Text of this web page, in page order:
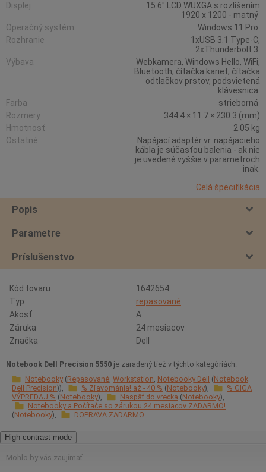
Displej
15.6" LCD WUXGA s rozlíšením
1920 x 1200 - matný
Operačný systém
Windows 11 Pro
Rozhranie
1xUSB 3.1 Type-C,
2xThunderbolt 3
Výbava
Webkamera, Windows Hello, WiFi,
Bluetooth, čítačka kariet, čítačka
odtlačkov prstov, podsvietená
klávesnica
Farba
strieborná
Rozmery
344.4 × 11.7 × 230.3 (mm)
Hmotnosť
2.05 kg
Ostatné
Napájací adaptér vr. napájacieho
kábla je súčasťou balenia - ak nie
je uvedené vyššie v parametroch
inak.
Celá špecifikácia
Popis
Parametre
Príslušenstvo
Kód tovaru
1642654
Typ
repasované
Akosť:
A
Záruka
24 mesiacov
Značka
Dell
Notebook Dell Precision 5550 je zaradený tiež v týchto kategóriách:
Notebooky Repasované Workstation Notebooky Dell
Notebook
Dell Precision
% Zľavománia! až - 40 % Notebooky
% GIGA
VÝPREDAJ % Notebooky Naspäť do vrecka Notebooky
Notebooky a Počítače so zárukou 24 mesiacov ZADARMO!
Notebooky
DOPRAVA ZADARMO
High-contrast mode
Mohlo by vás zaujímať